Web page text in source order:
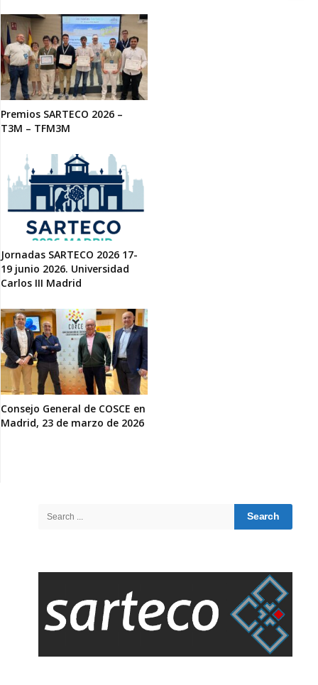
Premios SARTECO 2026 –
T3M – TFM3M
Jornadas SARTECO 2026 17-
19 junio 2026. Universidad
Carlos III Madrid
Consejo General de COSCE en
Madrid, 23 de marzo de 2026
Search